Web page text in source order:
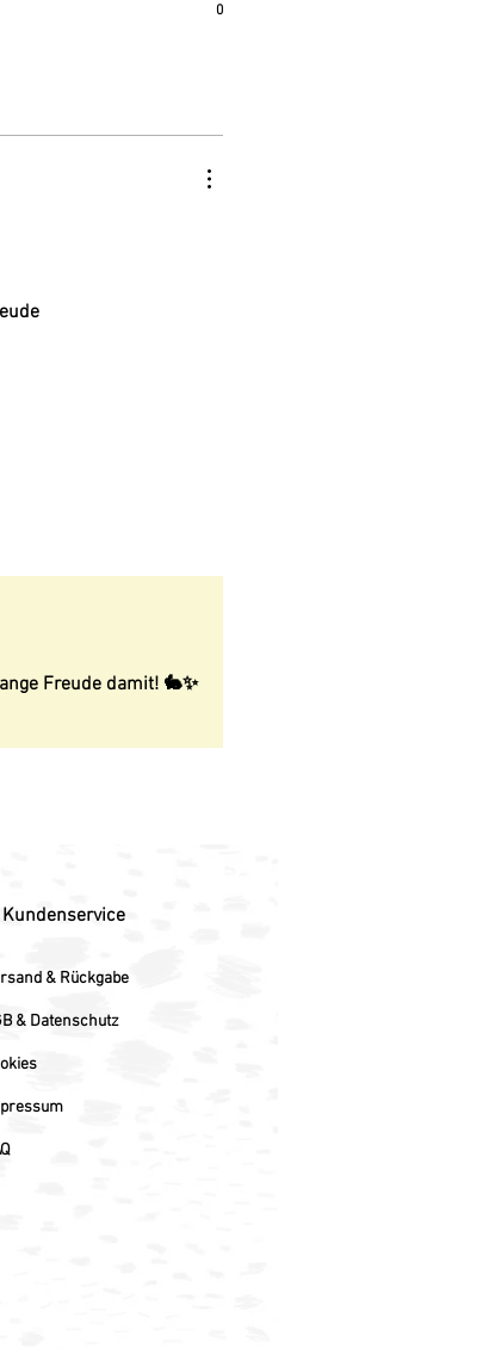
0
Freude damit! 🐇✨
Kundenservice
& Rückgabe
& Datenschutz